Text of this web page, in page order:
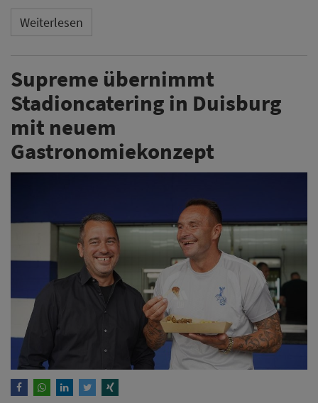
Weiterlesen
Supreme übernimmt
Stadioncatering in Duisburg
mit neuem
Gastronomiekonzept